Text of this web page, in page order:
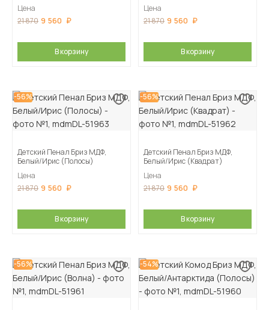
Цена
21 870 9 560
В корзину
Цена
21 870 9 560
В корзину
-56%
Детский Пенал Бриз МДФ,
Белый/Ирис (Полосы)
Цена
21 870 9 560
В корзину
-56%
Детский Пенал Бриз МДФ,
Белый/Ирис (Квадрат)
Цена
21 870 9 560
В корзину
-56% -54%